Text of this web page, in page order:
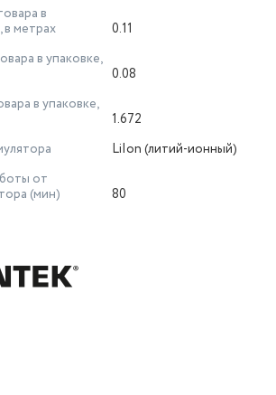
в
в метрах
0.11
в упаковке,
0.08
в упаковке,
1.672
LiIon (литий-ионный)
от
(мин)
80